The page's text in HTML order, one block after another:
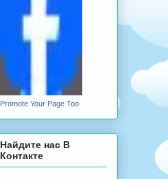
Promote Your Page Too
Найдите нас В
Контакте